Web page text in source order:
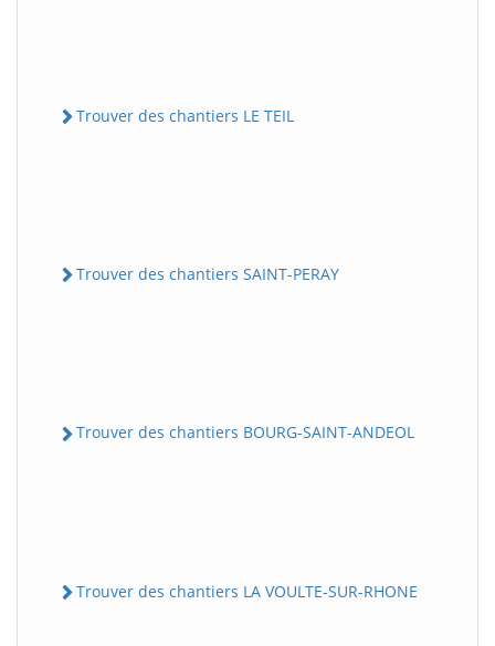
Trouver des chantiers LE TEIL
Trouver des chantiers SAINT-PERAY
Trouver des chantiers BOURG-SAINT-ANDEOL
Trouver des chantiers LA VOULTE-SUR-RHONE